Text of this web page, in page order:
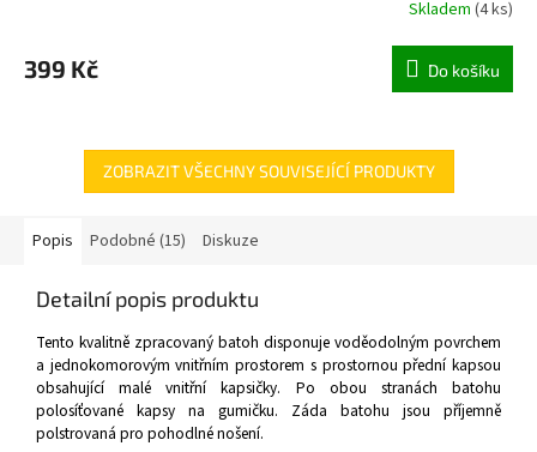
Skladem (4 ks)
399 Kč Do košíku
ZOBRAZIT VŠECHNY SOUVISEJÍCÍ PRODUKTY
Popis Podobné (15) Diskuze
Detailní popis produktu
Tento kvalitně zpracovaný batoh disponuje voděodolným povrchem
a jednokomorovým vnitřním prostorem s prostornou přední kapsou
obsahující malé vnitřní kapsičky. Po obou stranách batohu
polosíťované kapsy na gumičku. Záda batohu jsou příjemně
polstrovaná pro pohodlné nošení.